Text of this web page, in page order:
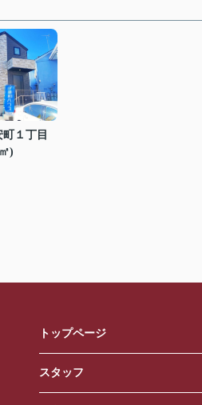
１丁目
)
トップページ
スタッフ